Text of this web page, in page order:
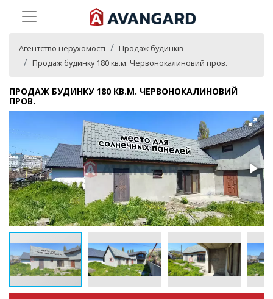
Агентство нерухомості
Продаж будинків
Продаж будинку 180 кв.м. Червонокалиновий пров.
ПРОДАЖ БУДИНКУ 180 КВ.М. ЧЕРВОНОКАЛИНОВИЙ
ПРОВ.